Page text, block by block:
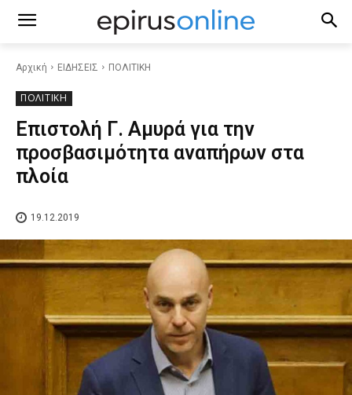
Αρχική ΕΙΔΗΣΕΙΣ ΠΟΛΙΤΙΚΗ
ΠΟΛΙΤΙΚΗ
Επιστολή Γ. Αμυρά για την
προσβασιμότητα αναπήρων στα
πλοία
19.12.2019